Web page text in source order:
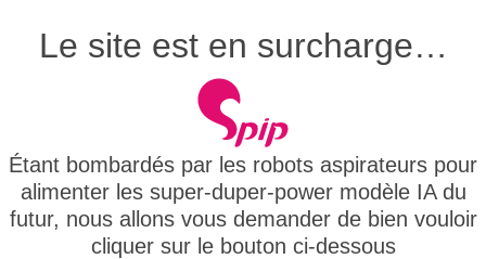
Le site est en surcharge…
Étant bombardés par les robots aspirateurs pour
alimenter les super-duper-power modèle IA du
futur, nous allons vous demander de bien vouloir
cliquer sur le bouton ci-dessous